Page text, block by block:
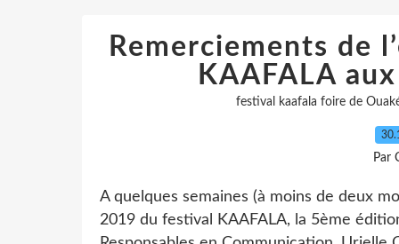
Remerciements de
KAAFALA
festival kaafala foire de
Par
A quelques semaines (à moins de deux
2019 du festival KAAFALA, la 5ème